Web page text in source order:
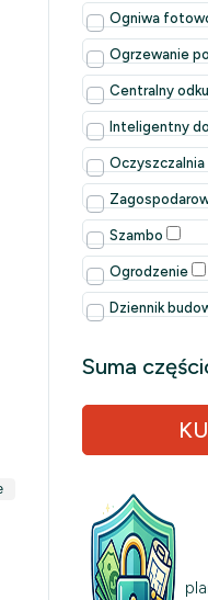
Ogniwa
Ogrzewanie
Centralny
Inteligentny
Szambo
Ogrodzenie
Dziennik
Suma